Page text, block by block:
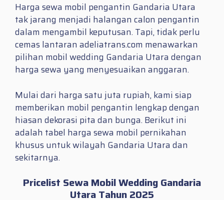
Harga sewa mobil pengantin Gandaria Utara
tak jarang menjadi halangan calon pengantin
dalam mengambil keputusan. Tapi, tidak perlu
cemas lantaran adeliatrans.com menawarkan
pilihan mobil wedding Gandaria Utara dengan
harga sewa yang menyesuaikan anggaran.
Mulai dari harga satu juta rupiah, kami siap
memberikan mobil pengantin lengkap dengan
hiasan dekorasi pita dan bunga. Berikut ini
adalah tabel harga sewa mobil pernikahan
khusus untuk wilayah Gandaria Utara dan
sekitarnya.
Pricelist Sewa Mobil Wedding Gandaria
Utara Tahun 2025